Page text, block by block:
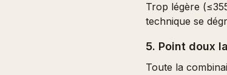
Trop légère
technique se
5. Point doux
Toute la